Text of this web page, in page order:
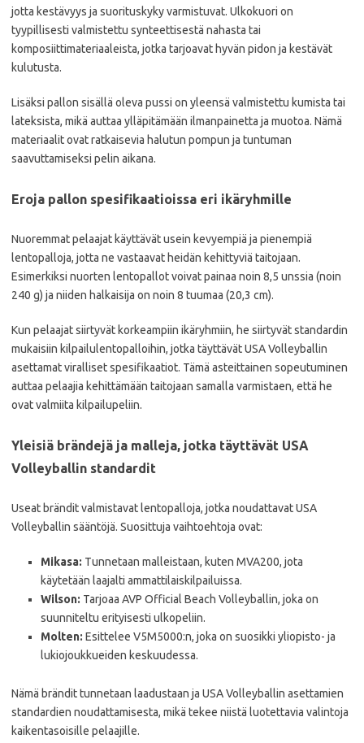
jotta kestävyys ja suorituskyky varmistuvat. Ulkokuori on
tyypillisesti valmistettu synteettisestä nahasta tai
komposiittimateriaaleista, jotka tarjoavat hyvän pidon ja kestävät
kulutusta.
Lisäksi pallon sisällä oleva pussi on yleensä valmistettu kumista tai
lateksista, mikä auttaa ylläpitämään ilmanpainetta ja muotoa. Nämä
materiaalit ovat ratkaisevia halutun pompun ja tuntuman
saavuttamiseksi pelin aikana.
Eroja pallon spesifikaatioissa eri ikäryhmille
Nuoremmat pelaajat käyttävät usein kevyempiä ja pienempiä
lentopalloja, jotta ne vastaavat heidän kehittyviä taitojaan.
Esimerkiksi nuorten lentopallot voivat painaa noin 8,5 unssia (noin
240 g) ja niiden halkaisija on noin 8 tuumaa (20,3 cm).
Kun pelaajat siirtyvät korkeampiin ikäryhmiin, he siirtyvät standardin
mukaisiin kilpailulentopalloihin, jotka täyttävät USA Volleyballin
asettamat viralliset spesifikaatiot. Tämä asteittainen sopeutuminen
auttaa pelaajia kehittämään taitojaan samalla varmistaen, että he
ovat valmiita kilpailupeliin.
Yleisiä brändejä ja malleja, jotka täyttävät USA
Volleyballin standardit
Useat brändit valmistavat lentopalloja, jotka noudattavat USA
Volleyballin sääntöjä. Suosittuja vaihtoehtoja ovat:
Mikasa: Tunnetaan malleistaan, kuten MVA200, jota
käytetään laajalti ammattilaiskilpailuissa.
Wilson: Tarjoaa AVP Official Beach Volleyballin, joka on
suunniteltu erityisesti ulkopeliin.
Molten: Esittelee V5M5000:n, joka on suosikki yliopisto- ja
lukiojoukkueiden keskuudessa.
Nämä brändit tunnetaan laadustaan ja USA Volleyballin asettamien
standardien noudattamisesta, mikä tekee niistä luotettavia valintoja
kaikentasoisille pelaajille.